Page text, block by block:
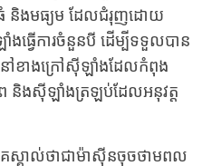
ធំ និងមធ្យម ដែលជំរុញដោយ
ធ្វើការចំនួនបី ដើម្បីទទួលបាន
ៅខាងក្រៅស៊ីឡាំងដែលកំពុង
និងស៊ីឡាំងត្រឡប់ដែលអនុវត្ត
េស្គាល់ថាជាម៉ាស៊ីនចុចថាមពល